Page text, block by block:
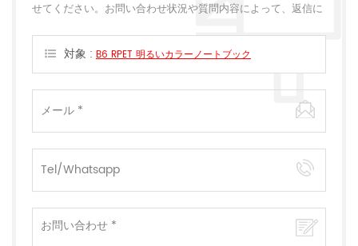
せてください。お問い合わせ状況や質問内容によって、返信に
対象 : B6 RPET 明るいカラーノートブック